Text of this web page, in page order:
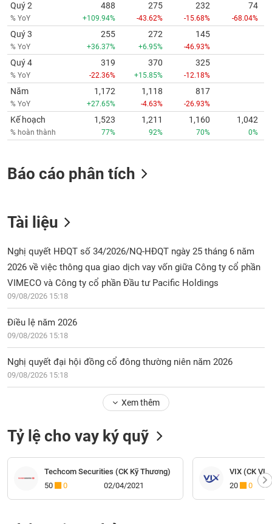
Quý 2
% YoY
488
+109.94%
275
-43.62%
232
-15.68%
74
-68.04%
Quý 3
% YoY
255
+36.37%
272
+6.95%
145
-46.93%
Quý 4
% YoY
319
-22.36%
370
+15.85%
325
-12.18%
Năm
% YoY
1,172
+27.65%
1,118
-4.63%
817
-26.93%
Kế hoạch
% hoàn thành
1,523
77%
1,211
92%
1,160
70%
1,042
0%
Báo cáo phân tích
Tài liệu
Nghị quyết HĐQT số 34/2026/NQ-HĐQT ngày 25 tháng 6 năm
2026 về việc thông qua giao dịch vay vốn giữa Công ty cổ phần
VIMECO và Công ty cổ phần Đầu tư Pacific Holdings
09/08/2026 15:18
Điều lệ năm 2026
09/08/2026 15:18
Nghị quyết đại hội đồng cổ đông thường niên năm 2026
09/08/2026 15:18
Xem thêm
Tỷ lệ cho vay ký quỹ
Techcom Securities (CK Kỹ Thương)
50
0 02/04/2021
VIX (CK VIX
20
0